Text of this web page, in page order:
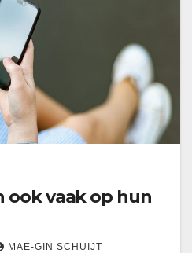
ook vaak op hun
MAE-GIN SCHUIJT